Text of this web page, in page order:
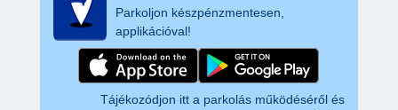
Parkoljon készpénzmentesen,
applikációval!
Tájékozódjon itt a parkolás működéséről és